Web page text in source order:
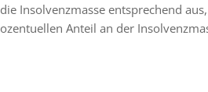
Insolvenzmasse entsprechend
Anteil an der